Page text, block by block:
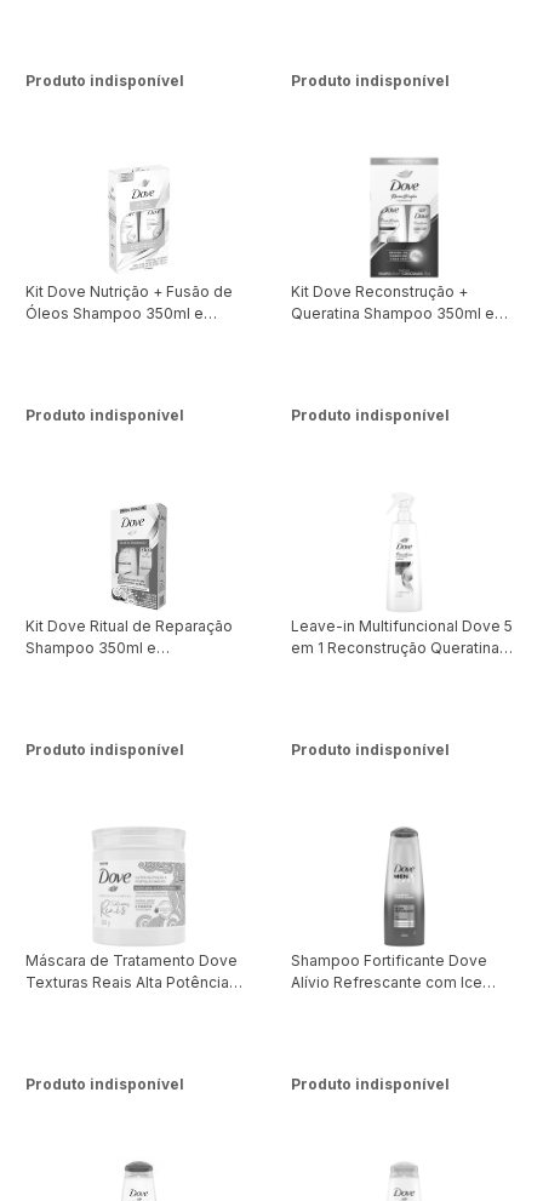
Produto indisponível Produto indisponível
Kit Dove Nutrição + Fusão de
Óleos Shampoo 350ml e
Produto indisponível
Kit Dove Reconstrução +
Queratina Shampoo 350ml e
Produto indisponível
Kit Dove Ritual de Reparação
Shampoo 350ml e
Produto indisponível
Leave-in Multifuncional Dove 5
em 1 Reconstrução Queratina
Produto indisponível
Máscara de Tratamento Dove
Texturas Reais Alta Potência
Produto indisponível
Shampoo Fortificante Dove
Alívio Refrescante com Ice
Produto indisponível